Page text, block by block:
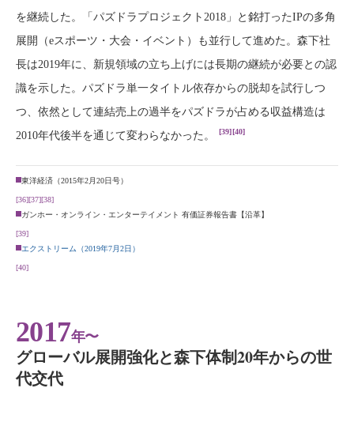
を継続した。「パズドラプロジェクト2018」と銘打ったIPの多角
展開（eスポーツ・大会・イベント）も並行して進めた。森下社
長は2019年に、新規領域の立ち上げには長期の継続が必要との認
識を示した。パズドラ単一タイトル依存からの脱却を試行しつ
つ、依然として連結売上の過半をパズドラが占める収益構造は
2010年代後半を通じて変わらなかった。
[39][40]
東洋経済（2015年2月20日号）
[36][37][38]
ガンホー・オンライン・エンターテイメント 有価証券報告書【沿革】
[39]
エクストリーム（2019年7月2日）
[40]
2017年〜
グローバル展開強化と森下体制20年からの世
代交代